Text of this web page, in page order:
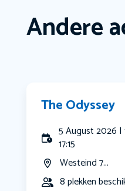
Andere
The Odyssey
5 August 2026 |
17:15
Westeind 7...
8 plekken